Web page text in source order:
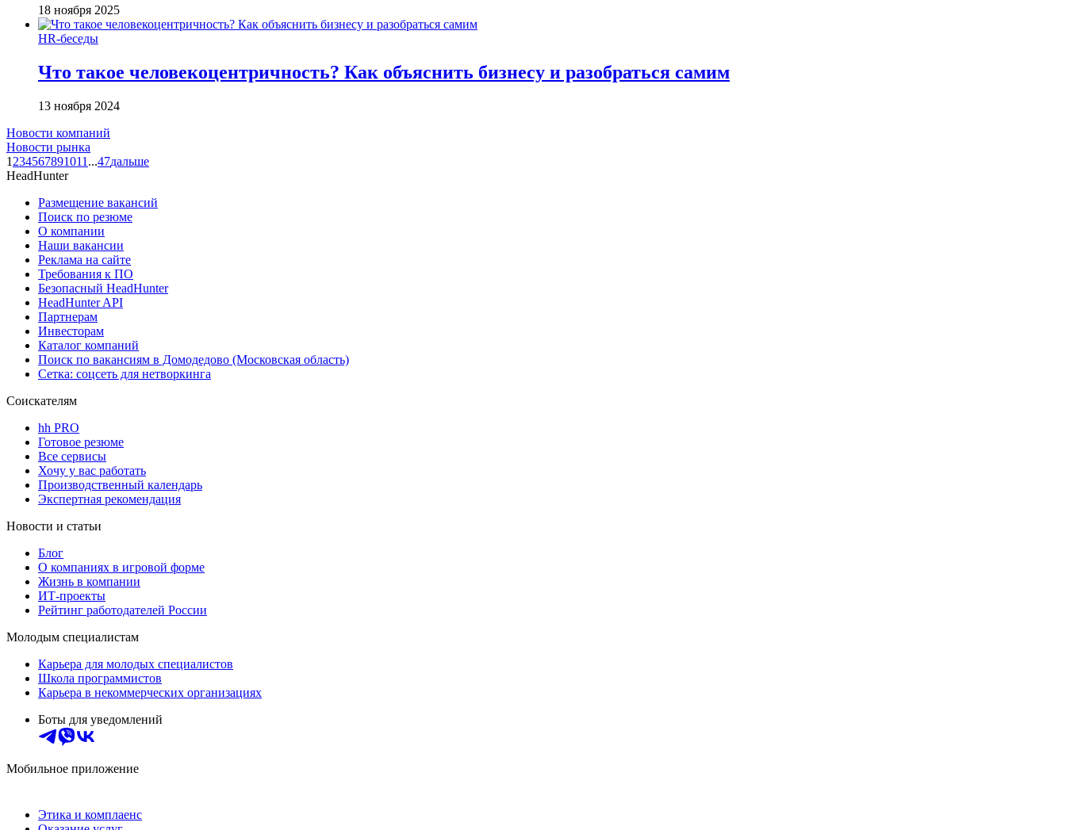
18 ноября 2025
HR-беседы
Что такое человеко­центричность? Как объяснить бизнесу и разобраться самим
13 ноября 2024
Новости компаний
Новости рынка
1 234567891011 ...47дальше
HeadHunter
Размещение вакансий
Поиск по резюме
О компании
Наши вакансии
Реклама на сайте
Требования к ПО
Безопасный HeadHunter
HeadHunter API
Партнерам
Инвесторам
Каталог компаний
Поиск по вакансиям в Домодедово (Московская область)
Сетка: соцсеть для нетворкинга
Соискателям
hh PRO
Готовое резюме
Все сервисы
Хочу у вас работать
Производственный календарь
Экспертная рекомендация
Новости и статьи
Блог
О компаниях в игровой форме
Жизнь в компании
ИТ-проекты
Рейтинг работодателей России
Молодым специалистам
Карьера для молодых специалистов
Школа программистов
Карьера в некоммерческих организациях
Боты для уведомлений
Мобильное приложение
Этика и комплаенс